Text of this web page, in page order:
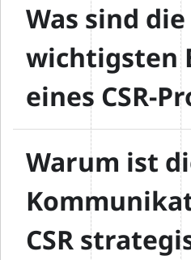
Was sind die
wichtigsten
eines CSR-
Warum ist
CSR